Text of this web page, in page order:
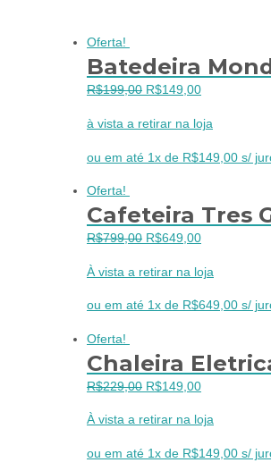
Oferta!
Batedeira
R$199,00 O
original
era:
R$149,00O
atual
é:
à vista a retirar na loja
ou em até 1x de R$149,00 s/
Oferta!
Cafeteira Tres
R$799,00 O
original
era:
R$649,00O
atual
é:
À vista a retirar na loja
ou em até 1x de R$649,00 s/
Oferta!
Chaleira
R$229,00 O
original
era:
R$149,00O
atual
é:
À vista a retirar na loja
ou em até 1x de R$149,00 s/